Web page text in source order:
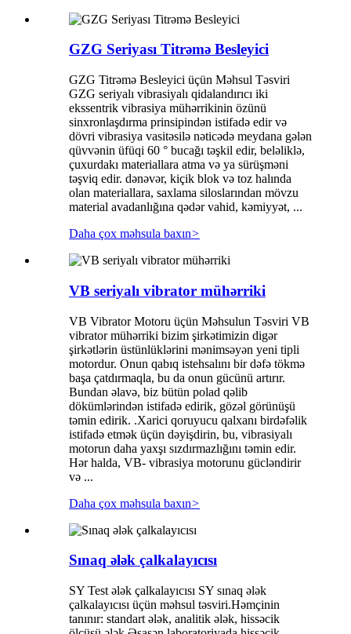
GZG Seriyası Titrəmə Besleyici
GZG Titrəmə Besleyici üçün Məhsul Təsviri
GZG seriyalı vibrasiyalı qidalandırıcı iki
ekssentrik vibrasiya mühərrikinin özünü
sinxronlaşdırma prinsipindən istifadə edir və
dövri vibrasiya vasitəsilə nəticədə meydana gələn
qüvvənin üfüqi 60 ° bucağı təşkil edir, beləliklə,
çuxurdakı materiallara atma və ya sürüşməni
təşviq edir. dənəvər, kiçik blok və toz halında
olan materiallara, saxlama siloslarından mövzu
material avadanlığına qədər vahid, kəmiyyət, ...
Daha çox məhsula baxın>
VB seriyalı vibrator mühərriki
VB Vibrator Motoru üçün Məhsulun Təsviri VB
vibrator mühərriki bizim şirkətimizin digər
şirkətlərin üstünlüklərini mənimsəyən yeni tipli
motordur. Onun qabıq istehsalını bir dəfə tökmə
başa çatdırmaqla, bu da onun gücünü artırır.
Bundan əlavə, biz bütün polad qəlib
dökümlərindən istifadə edirik, gözəl görünüşü
təmin edirik. .Xarici qoruyucu qalxanı birdəfəlik
istifadə etmək üçün dəyişdirin, bu, vibrasiyalı
motorun daha yaxşı sızdırmazlığını təmin edir.
Hər halda, VB- vibrasiya motorunu gücləndirir
və ...
Daha çox məhsula baxın>
Sınaq ələk çalkalayıcısı
SY Test ələk çalkalayıcısı SY sınaq ələk
çalkalayıcısı üçün məhsul təsviri.Həmçinin
tanınır: standart ələk, analitik ələk, hissəcik